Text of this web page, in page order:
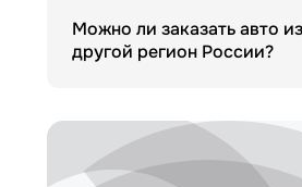
Можно ли заказать авто
другой регион России?